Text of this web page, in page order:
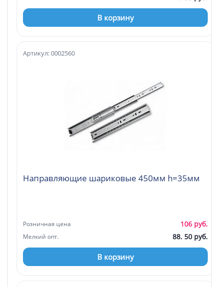
В корзину
Направляющие шариковые 450мм h=35мм
Артикул: 0002560
Розничная цена 106 руб.
Мелкий опт. 88. 50 руб.
В корзину